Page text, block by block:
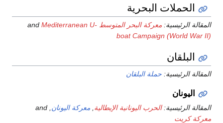
الحملات البحرية
الرئيسية:معركة البحر المتوسطand
Mediterranean U-
boat Campaign (World War
البلقان
الرئيسية:حملة البلقان
اليونان
الرئيسية:الحرب اليونانية الإيطالية,معركة اليونان, and
كريت